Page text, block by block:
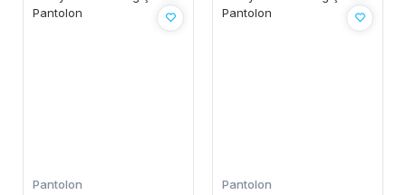
Pantolon Pantolon